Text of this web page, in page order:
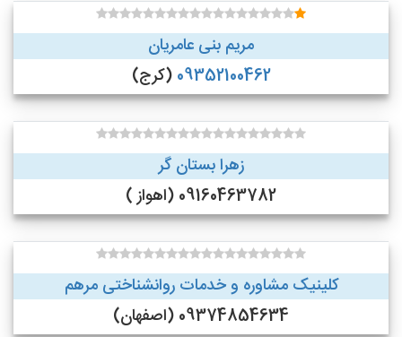
مریم بنی عامریان
09352100462 (کرج)
زهرا بستان گر
09160463782 (اهواز )
کلینیک مشاوره و خدمات روانشناختی مرهم
09374854634 (اصفهان)